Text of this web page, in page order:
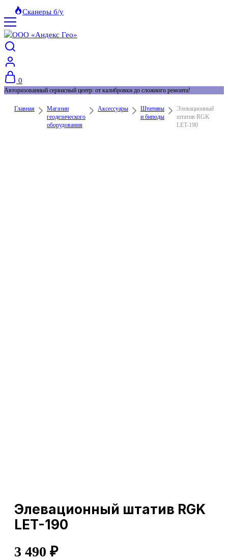
Сканеры б/у
0
Авторизованный сервисный центр: от калибровки до сложного ремонта!
Главная
Магазин
геодезического
оборудования
Аксессуары
Штативы
и биподы
Элевационный
штатив RGK
LET-190
Элевационный штатив RGK
LET-190
3 490 ₽